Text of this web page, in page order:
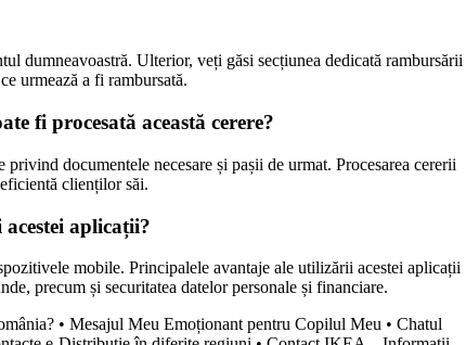
dumneavoastră. Ulterior, veți găsi secțiunea dedicată rambursării
urmează a fi rambursată.
fi procesată această cerere?
documentele necesare și pașii de urmat. Procesarea cererii
clienților săi.
aplicații?
mobile. Principalele avantaje ale utilizării acestei aplicații
precum și securitatea datelor personale și financiare.
• Mesajul Meu Emoționant pentru Copilul Meu • Chatul